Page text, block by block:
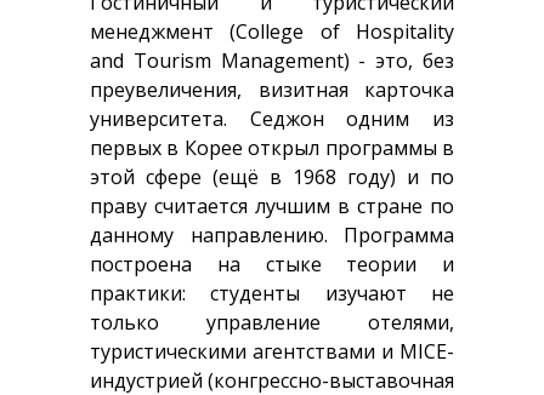
менеджмент (College of Hospitality
and Tourism Management) - это, без
преувеличения, визитная карточка
университета. Седжон одним из
первых в Корее открыл программы в
этой сфере (ещё в 1968 году) и по
праву считается лучшим в стране по
данному направлению. Программа
построена на стыке теории и
практики: студенты изучают не
только управление отелями,
туристическими агентствами и MICE-
индустрией (конгрессно-выставочная